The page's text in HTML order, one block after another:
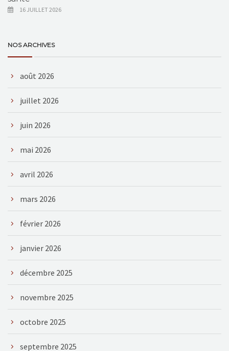
16 JUILLET 2026
NOS ARCHIVES
août 2026
juillet 2026
juin 2026
mai 2026
avril 2026
mars 2026
février 2026
janvier 2026
décembre 2025
novembre 2025
octobre 2025
septembre 2025